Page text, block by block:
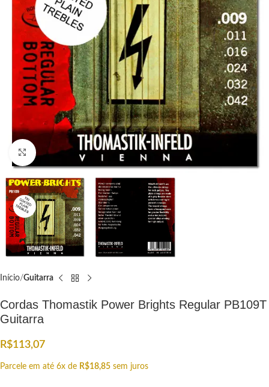
Click to enlarge
Início Guitarra
Cordas Thomastik Power Brights Regular PB109T
Guitarra
R$113,07
Parcele em até 6x de R$18,85 sem juros